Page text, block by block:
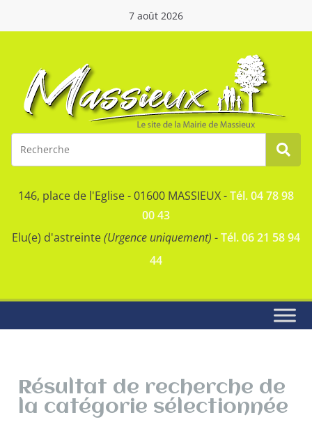
7 août 2026
146, place de l'Eglise - 01600 MASSIEUX -Tél. 04 78 98
00 43
Elu(e) d'astreinte(Urgence uniquement) -Tél. 06 21 58 94
44
Résultat de recherche de
la catégorie sélectionnée